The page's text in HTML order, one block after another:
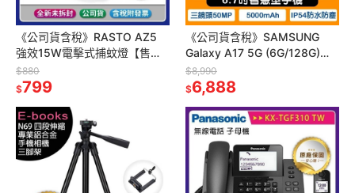
《公司貨含稅》RASTO AZ5
強效15W電擊式捕蚊燈【售完
為止】
$880
$799
《公司貨含稅》SAMSUNG
Galaxy A17 5G (6G/128G)
6.7吋智慧型手機
$8,990
$6,888